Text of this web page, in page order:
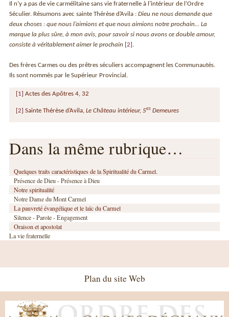
Il n’y a pas de vie carmélitaine sans vie fraternelle à l’intérieur de l’Ordre
Séculier. Résumons avec sainte Thérèse d’Avila :Dieu ne nous demande que
deux choses : que nous l’aimions et que nous aimions notre prochain… La
marque la plus sûre, à mon avis, pour savoir si nous avons ce double amour,
consiste à véritablement aimer le prochain
[2 .
Des frères Carmes ou des prêtres séculiers accompagnent les Communautés.
Ils sont nommés par le Supérieur Provincial.
1 ]Actes des Apôtres 4, 32
[2]Sainte Thérèse d’Avila,Le Château intérieur, 5es Demeures
Dans la même rubrique…
Quelques traits caractéristiques de la Spiritualité du Carmel.
Présence de Dieu - Présence à Dieu
Notre spiritualité
Notre Dame du Mont Carmel
La pauvreté évangélique et le laïc du Carmel
Silence - Parole - Engagement
Oraison et apostolat
La vie fraternelle
Plan du site Web